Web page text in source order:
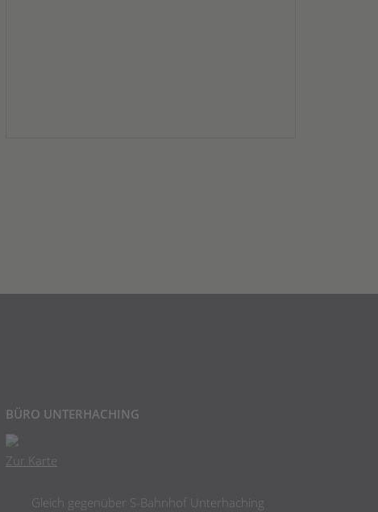
BÜRO UNTERHACHING
Zur Karte
Gleich gegenüber S-Bahnhof Unterhaching